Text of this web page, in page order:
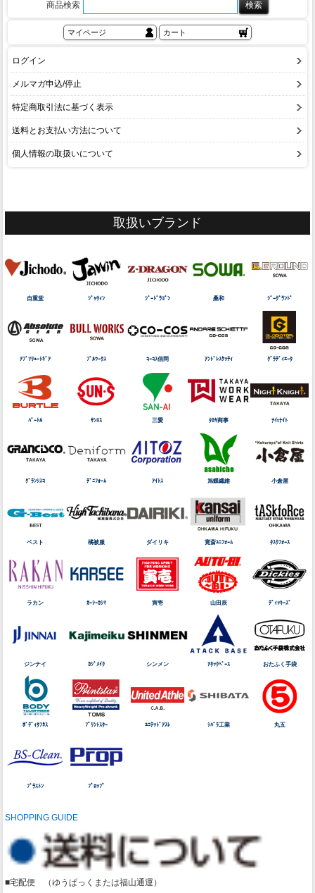
商品検索
マイページ カート
ログイン
メルマガ申込/停止
特定商取引法に基づく表示
送料とお支払い方法について
個人情報の取扱いについて
取扱いブランド
自重堂 ｼﾞｬｳｨﾝ ｼﾞｰﾄﾞﾗｺﾞﾝ 桑和 ｼﾞｰｸﾞﾗﾝﾄﾞ
ｱﾌﾞｿﾘｭｰﾄｷﾞｱ ﾌﾞﾙﾜｰｸｽ ｺｰｺｽ信岡 ｱﾝﾄﾞﾚｽｹｯﾃｨ ｸﾞﾗﾃﾞｨｴｰﾀ
ﾊﾞｰﾄﾙ ｻﾝｴｽ 三愛 ﾀｶﾔ商事 ﾅｲtﾅｲﾄ
ｸﾞﾗﾝｼｽｺ ﾃﾞﾆﾌｫｰﾑ ｱｲﾄｽ 旭蝶繊維 小倉屋
ベスト 橘被服 ダイリキ 寛斎ﾕﾆﾌｫｰﾑ ﾀｽｸﾌｫｰｽ
ラカン ｶｰｼｰｶｼﾏ 寅壱 山田辰 ﾃﾞｨｯｷｰｽﾞ
ジンナイ ｶｼﾞﾒｲｸ シンメン ｱﾀｯｸﾍﾞｰｽ おたふく手袋
ﾎﾞﾃﾞｨﾀﾌﾈｽ ﾌﾟﾘﾝﾄｽﾀｰ ﾕﾆﾃｯﾄﾞｱｽﾚ ｼﾊﾞﾗ工業 丸五
ﾌﾞﾗｽﾄﾝ ﾌﾟﾛｯﾌﾟ
SHOPPING GUIDE
■宅配便 （ゆうぱっくまたは福山通運）